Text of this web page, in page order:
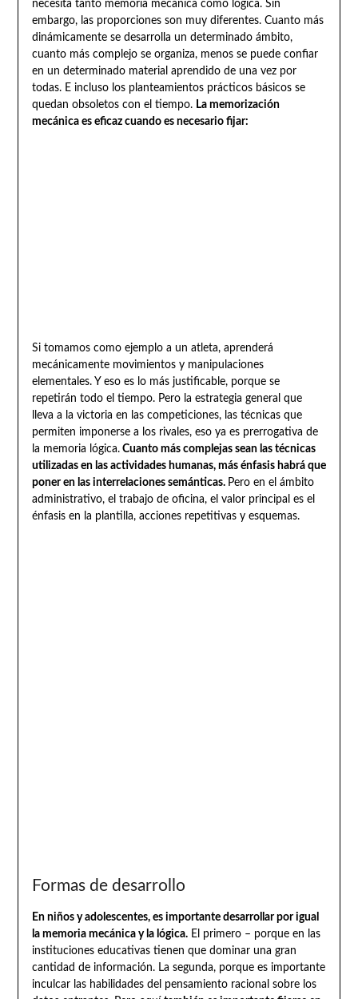
necesita tanto memoria mecánica como lógica. Sin
embargo, las proporciones son muy diferentes. Cuanto más
dinámicamente se desarrolla un determinado ámbito,
cuanto más complejo se organiza, menos se puede confiar
en un determinado material aprendido de una vez por
todas. E incluso los planteamientos prácticos básicos se
quedan obsoletos con el tiempo. La memorización
mecánica es eficaz cuando es necesario fijar:
Si tomamos como ejemplo a un atleta, aprenderá
mecánicamente movimientos y manipulaciones
elementales. Y eso es lo más justificable, porque se
repetirán todo el tiempo. Pero la estrategia general que
lleva a la victoria en las competiciones, las técnicas que
permiten imponerse a los rivales, eso ya es prerrogativa de
la memoria lógica.Cuanto más complejas sean las técnicas
utilizadas en las actividades humanas, más énfasis habrá que
poner en las interrelaciones semánticas. Pero en el ámbito
administrativo, el trabajo de oficina, el valor principal es el
énfasis en la plantilla, acciones repetitivas y esquemas.
Formas de desarrollo
En niños y adolescentes, es importante desarrollar por igual
la memoria mecánica y la lógica.El primero – porque en las
instituciones educativas tienen que dominar una gran
cantidad de información. La segunda, porque es importante
inculcar las habilidades del pensamiento racional sobre los